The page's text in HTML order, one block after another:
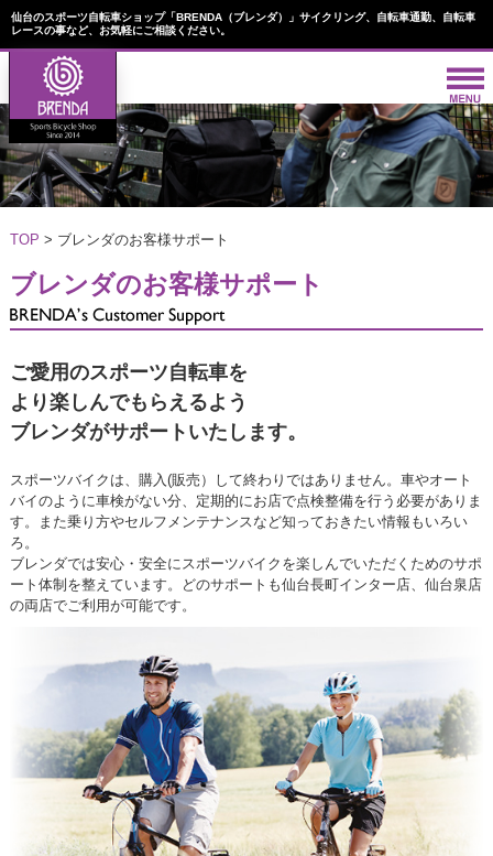
仙台のスポーツ自転車ショップ「BRENDA（ブレンダ）」サイクリング、自転車通勤、自転車
レースの事など、お気軽にご相談ください。
TOP > ブレンダのお客様サポート
ブレンダのお客様サポート
ご愛用のスポーツ自転車を
より楽しんでもらえるよう
ブレンダがサポートいたします。
スポーツバイクは、購入(販売）して終わりではありません。車やオート
バイのように車検がない分、定期的にお店で点検整備を行う必要がありま
す。また乗り方やセルフメンテナンスなど知っておきたい情報もいろい
ろ。
ブレンダでは安心・安全にスポーツバイクを楽しんでいただくためのサポ
ート体制を整えています。どのサポートも仙台長町インター店、仙台泉店
の両店でご利用が可能です。